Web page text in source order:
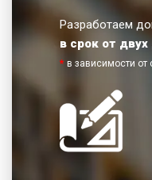
Разработаем
в срок от двух
* в зависимости